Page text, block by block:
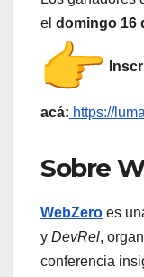
el domingo 16
acá: https://
Sobre
WebZero es
y DevRel,
conferencia